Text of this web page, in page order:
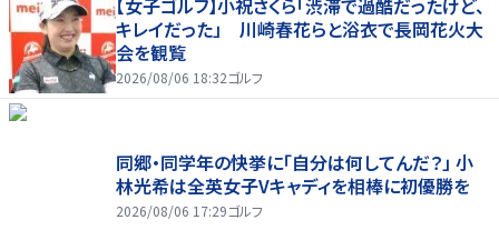
【女子ゴルフ】小祝さくら「渋滞で過酷だったけど、
キレイだった」 川崎春花らと浴衣で長岡花火大
会を観覧
2026/08/06 18:32ゴルフ
同郷・同学年の快挙に「自分は何してんだ？」 小
林光希は全英女子Vキャディを相棒に初優勝を
2026/08/06 17:29ゴルフ